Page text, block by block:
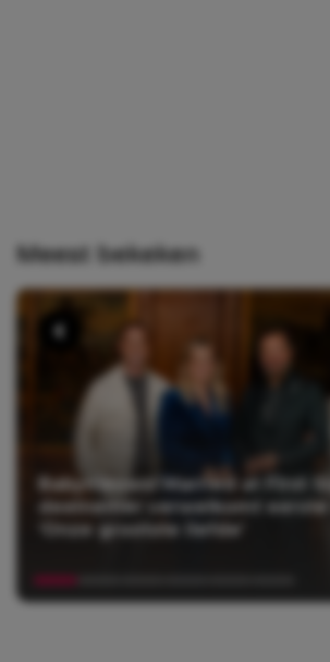
Meest bekeken
Babynieuws! Married at First
deelnemer verwelkomt eerste
‘Onze grootste liefde’